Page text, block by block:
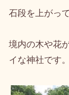
石段を上がっ
境内の木や花
イな神社です。